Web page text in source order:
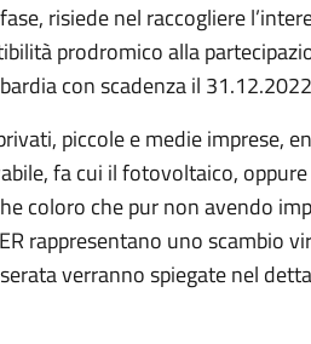
risiede nel raccogliere
prodromico alla
con scadenza il
piccole e medie imprese,
fa cui il fotovoltaico,
coloro che pur non avendo
rappresentano uno scambio
verranno spiegate nel